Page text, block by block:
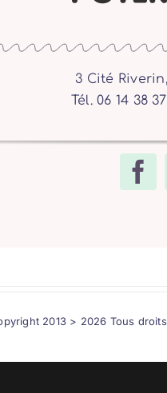
3 Cité
Tél. 06 14 38
2013 > 2026 Tous